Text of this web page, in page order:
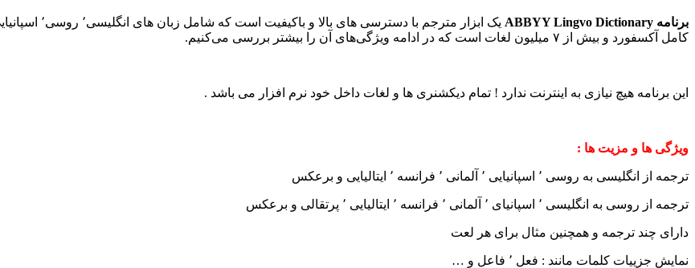
برنامه ABBYY Lingvo Dictionary
کامل آکسفورد و بیش از ۷ میلیون لغات است که در ادامه ویژگی‌های آن را بیشتر بررسی می‌کنیم.
این برنامه هیچ نیازی به اینترنت ندارد ! تمام دیکشنری ها و لغات داخل خود نرم افزار می باشد .
ویژگی ها و مزیت ها :
ترجمه از انگلیسی به روسی ٬ اسپانیایی ٬ آلمانی ٬ فرانسه ٬ ایتالیایی و برعکس
ترجمه از روسی به انگلیسی ٬ اسپانیای ٬ آلمانی ٬ فرانسه ٬ ایتالیایی ٬ پرتقالی و برعکس
دارای چند ترجمه و همچنین مثال برای هر لعت
نمایش جزيیات کلمات مانند : فعل ٬ فاعل و …